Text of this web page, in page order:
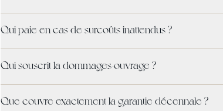
Qui paie en cas de surcoûts inattendus ?
Qui souscrit la dommages-ouvrage ?
Que couvre exactement la garantie décennale ?